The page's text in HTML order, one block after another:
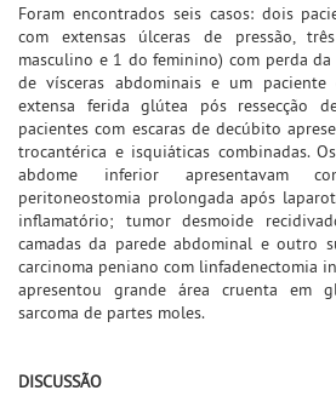
Foram encontrados seis casos: dois
com extensas úlceras de pressão,
masculino e 1 do feminino) com perda da
de vísceras abdominais e um
extensa ferida glútea pós ressecção
pacientes com escaras de decúbito
trocantérica e isquiáticas combinadas.
abdome inferior apresentavam
peritoneostomia prolongada após
inflamatório; tumor desmoide
camadas da parede abdominal e outro
carcinoma peniano com linfadenectomia
apresentou grande área cruenta em
sarcoma de partes moles.
DISCUSSÃO